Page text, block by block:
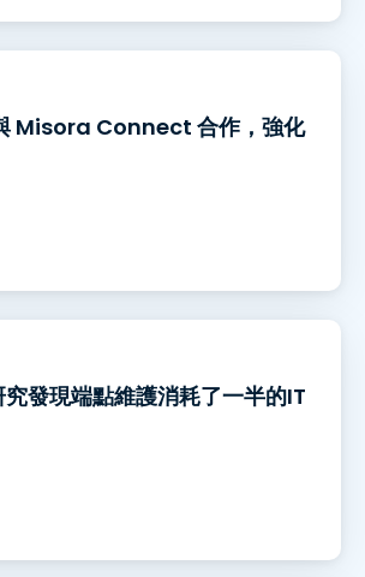
Misora Connect 合作，強化
發現端點維護消耗了一半的IT